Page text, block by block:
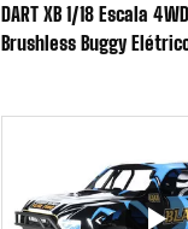
DART XB 1/18 Escala
Brushless Buggy